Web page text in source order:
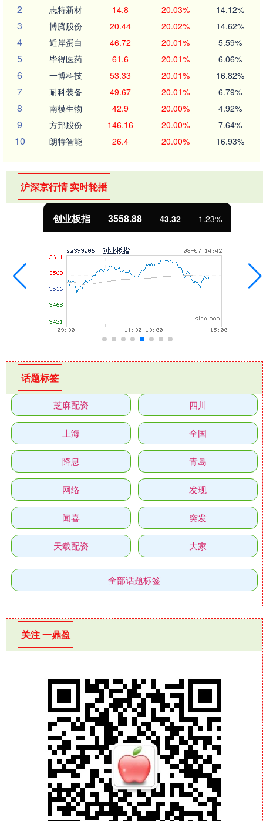
2 志特新材 14.8 20.03% 14.12%
3 博腾股份 20.44 20.02% 14.62%
4 近岸蛋白 46.72 20.01% 5.59%
5 毕得医药 61.6 20.01% 6.06%
6 一博科技 53.33 20.01% 16.82%
7 耐科装备 49.67 20.01% 6.79%
8 南模生物 42.9 20.00% 4.92%
9 方邦股份 146.16 20.00% 7.64%
10 朗特智能 26.4 20.00% 16.93%
沪深京行情 实时轮播
创业板指 3558.88 43.32 1.23%
话题标签
芝麻配资 四川
上海 全国
降息 青岛
网络 发现
闻喜 突发
天载配资 大家
全部话题标签
关注 一鼎盈